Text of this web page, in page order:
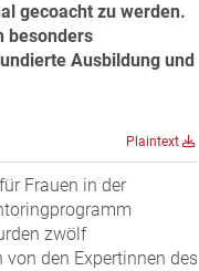
gecoacht zu werden.
besonders
Ausbildung und
Plaintext
Frauen in der
zwölf
den Expertinnen des